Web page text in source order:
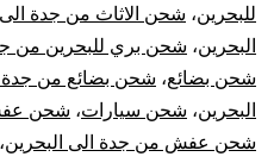
للبحرين، شحن الاثاث من جدة الى
البحرين، شحن بري للبحرين من
شحن بضائع، شحن بضائع من جدة
البحرين، شحن سيارات، شحن
شحن عفش من جدة الى البحرين،